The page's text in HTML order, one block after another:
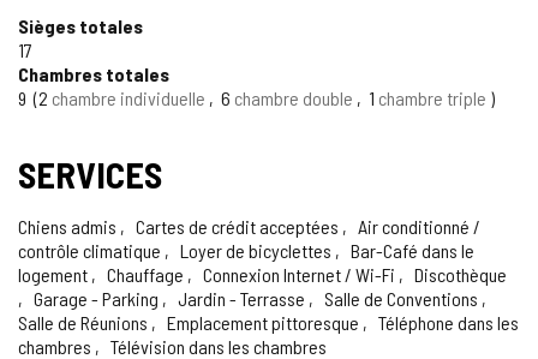
Sièges totales
17
Chambres totales
9 2 chambre individuelle 6 chambre double 1 chambre triple
SERVICES
Chiens admis Cartes de crédit acceptées
Air conditionné /
contrôle climatique
Loyer de bicyclettes
Bar-Café dans le
logement
Chauffage Connexion Internet / Wi-Fi
Discothèque
Garage - Parking
Jardin - Terrasse
Salle de Conventions
Salle de Réunions
Emplacement pittoresque
Téléphone dans les
chambres
Télévision dans les chambres